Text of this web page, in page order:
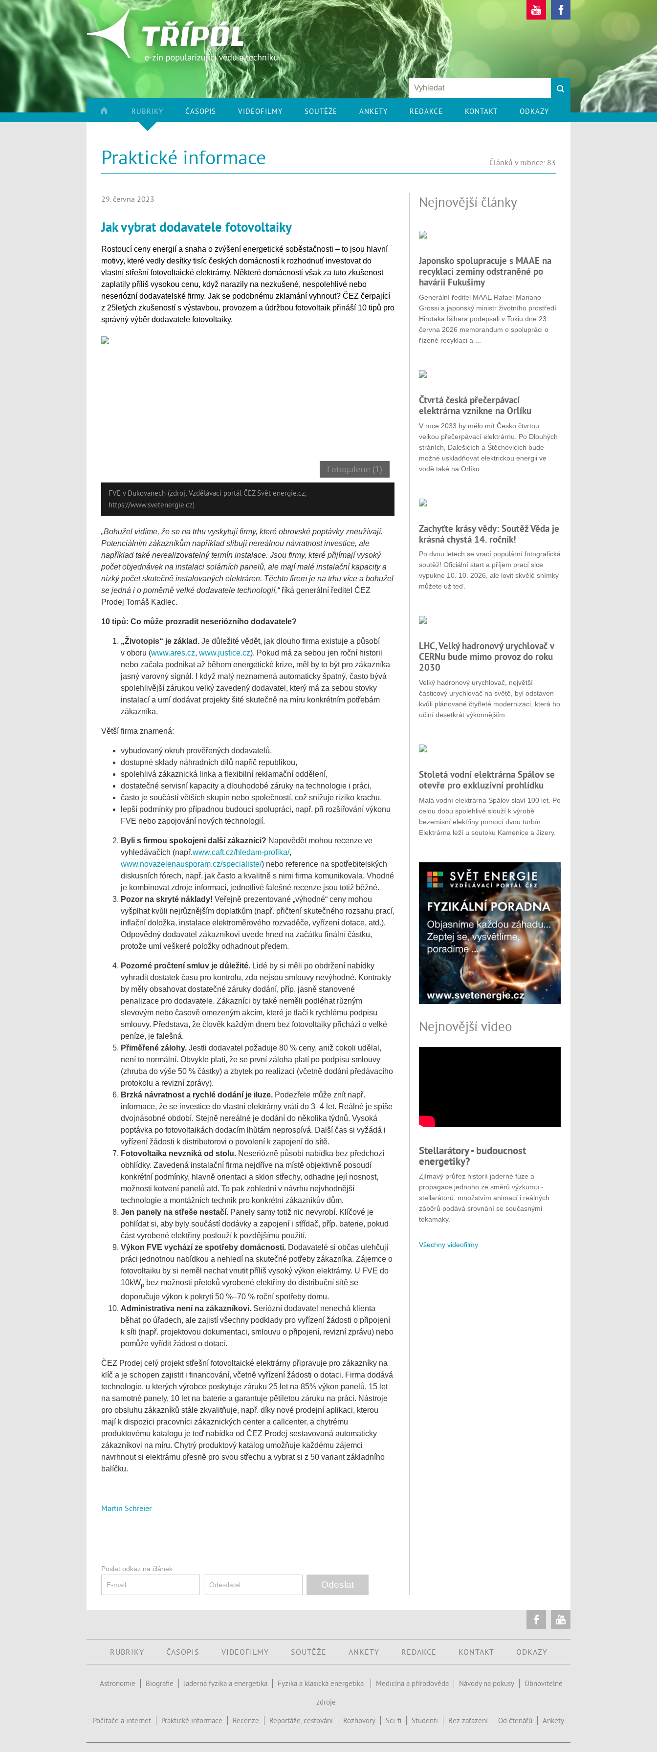
RUBRIKY ČASOPIS VIDEOFILMY SOUTĚŽE ANKETY REDAKCE KONTAKT ODKAZY
Praktické informace Článků v rubrice: 83
29. června 2023
Jak vybrat dodavatele fotovoltaiky
Rostoucí ceny energií a snaha o zvýšení energetické soběstačnosti – to jsou hlavní
motivy, které vedly desítky tisíc českých domácností k rozhodnutí investovat do
vlastní střešní fotovoltaické elektrárny. Některé domácnosti však za tuto zkušenost
zaplatily příliš vysokou cenu, když narazily na nezkušené, nespolehlivé nebo
neseriózní dodavatelské firmy. Jak se podobnému zklamání vyhnout? ČEZ čerpající
z 25letých zkušeností s výstavbou, provozem a údržbou fotovoltaik přináší 10 tipů pro
správný výběr dodavatele fotovoltaiky.
Fotogalerie (1)
FVE v Dukovanech (zdroj: Vzdělávací portál ČEZ Svět energie.cz,
https://www.svetenergie.cz)
„Bohužel vidíme, že se na trhu vyskytují firmy, které obrovské poptávky zneužívají.
Potenciálním zákazníkům například slibují nereálnou návratnost investice, ale
například také nerealizovatelný termín instalace. Jsou firmy, které přijímají vysoký
počet objednávek na instalaci solárních panelů, ale mají malé instalační kapacity a
nízký počet skutečně instalovaných elektráren. Těchto firem je na trhu více a bohužel
se jedná i o poměrně velké dodavatele technologií,“říká generální ředitel ČEZ
Prodej Tomáš Kadlec.
10 tipů: Co může prozradit neseriózního dodavatele?
„Životopis“ je základ. Je důležité vědět, jak dlouho firma existuje a působí
v oboru (www.ares.cz, www.justice.cz). Pokud má za sebou jen roční historii
nebo začala podnikat až během energetické krize, měl by to být pro zákazníka
jasný varovný signál. I když malý neznamená automaticky špatný, často bývá
spolehlivější zárukou velký zavedený dodavatel, který má za sebou stovky
instalací a umí dodávat projekty šité skutečně na míru konkrétním potřebám
zákazníka.
Větší firma znamená:
vybudovaný okruh prověřených dodavatelů,
dostupné sklady náhradních dílů napříč republikou,
spolehlivá zákaznická linka a flexibilní reklamační oddělení,
dostatečné servisní kapacity a dlouhodobé záruky na technologie i práci,
často je součástí větších skupin nebo společností, což snižuje riziko krachu,
lepší podmínky pro případnou budoucí spolupráci, např. při rozšiřování výkonu
FVE nebo zapojování nových technologií.
Byli s firmou spokojeni další zákazníci? Napovědět mohou recenze ve
vyhledávačích (např.www.caft.cz/hledam-profika/,
www.novazelenausporam.cz/specialiste/) nebo reference na spotřebitelských
diskusních fórech, např. jak často a kvalitně s nimi firma komunikovala. Vhodné
je kombinovat zdroje informací, jednotlivé falešné recenze jsou totiž běžné.
Pozor na skryté náklady! Veřejně prezentované „výhodné“ ceny mohou
vyšplhat kvůli nejrůznějším doplatkům (např. přičtení skutečného rozsahu prací,
inflační doložka, instalace elektroměrového rozvaděče, vyřízení dotace, atd.).
Odpovědný dodavatel zákazníkovi uvede hned na začátku finální částku,
protože umí veškeré položky odhadnout předem.
Pozorné pročtení smluv je důležité. Lidé by si měli po obdržení nabídky
vyhradit dostatek času pro kontrolu, zda nejsou smlouvy nevýhodné. Kontrakty
by měly obsahovat dostatečné záruky dodání, příp. jasně stanovené
penalizace pro dodavatele. Zákazníci by také neměli podléhat různým
slevovým nebo časově omezeným akcím, které je tlačí k rychlému podpisu
smlouvy. Představa, že člověk každým dnem bez fotovoltaiky přichází o velké
peníze, je falešná.
Přiměřené zálohy. Jestli dodavatel požaduje 80 % ceny, aniž cokoli udělal,
není to normální. Obvykle platí, že se první záloha platí po podpisu smlouvy
(zhruba do výše 50 % částky) a zbytek po realizaci (včetně dodání předávacího
protokolu a revizní zprávy).
Brzká návratnost a rychlé dodání je iluze. Podezřele může znít např.
informace, že se investice do vlastní elektrárny vrátí do 3–4 let. Reálné je spíše
dvojnásobné období. Stejně nereálné je dodání do několika týdnů. Vysoká
poptávka po fotovoltaikách dodacím lhůtám neprospívá. Další čas si vyžádá i
vyřízení žádosti k distributorovi o povolení k zapojení do sítě.
Fotovoltaika nevzniká od stolu. Neseriózně působí nabídka bez předchozí
obhlídky. Zavedená instalační firma nejdříve na místě objektivně posoudí
konkrétní podmínky, hlavně orientaci a sklon střechy, odhadne její nosnost,
možnosti kotvení panelů atd. To pak zohlední v návrhu nejvhodnější
technologie a montážních technik pro konkrétní zákazníkův dům.
Jen panely na střeše nestačí. Panely samy totiž nic nevyrobí. Klíčové je
pohlídat si, aby byly součástí dodávky a zapojení i střídač, příp. baterie, pokud
část vyrobené elektřiny poslouží k pozdějšímu použití.
Výkon FVE vychází ze spotřeby domácnosti. Dodavatelé si občas ulehčují
práci jednotnou nabídkou a nehledí na skutečné potřeby zákazníka. Zájemce o
fotovoltaiku by si neměl nechat vnutit příliš vysoký výkon elektrárny. U FVE do
10kWp bez možnosti přetoků vyrobené elektřiny do distribuční sítě se
doporučuje výkon k pokrytí 50 %–70 % roční spotřeby domu.
Administrativa není na zákazníkovi. Seriózní dodavatel nenechá klienta
běhat po úřadech, ale zajistí všechny podklady pro vyřízení žádosti o připojení
k síti (např. projektovou dokumentaci, smlouvu o připojení, revizní zprávu) nebo
pomůže vyřídit žádost o dotaci.
ČEZ Prodej celý projekt střešní fotovoltaické elektrárny připravuje pro zákazníky na
klíč a je schopen zajistit i financování, včetně vyřízení žádosti o dotaci. Firma dodává
technologie, u kterých výrobce poskytuje záruku 25 let na 85% výkon panelů, 15 let
na samotné panely, 10 let na baterie a garantuje pětiletou záruku na práci. Nástroje
pro obsluhu zákazníků stále zkvalitňuje, např. díky nové prodejní aplikaci, kterou
mají k dispozici pracovníci zákaznických center a callcenter, a chytrému
produktovému katalogu je teď nabídka od ČEZ Prodej sestavovaná automaticky
zákazníkovi na míru. Chytrý produktový katalog umožňuje každému zájemci
navrhnout si elektrárnu přesně pro svou střechu a vybrat si z 50 variant základního
balíčku.
Martin Schreier
Poslat odkaz na článek
Nejnovější články
Japonsko spolupracuje s MAAE na
recyklaci zeminy odstraněné po
havárii Fukušimy
Generální ředitel MAAE Rafael Mariano
Grossi a japonský ministr životního prostředí
Hirotaka Išihara podepsali v Tokiu dne 23.
června 2026 memorandum o spolupráci o
řízené recyklaci a ...
Čtvrtá česká přečerpávací
elektrárna vznikne na Orlíku
V roce 2033 by mělo mít Česko čtvrtou
velkou přečerpávací elektrárnu. Po Dlouhých
stráních, Dalešicích a Štěchovicích bude
možné uskladňovat elektrickou energii ve
vodě také na Orlíku.
Zachyťte krásy vědy: Soutěž Věda je
krásná chystá 14. ročník!
Po dvou letech se vrací populární fotografická
soutěž! Oficiální start a příjem prací sice
vypukne 10. 10. 2026, ale lovit skvělé snímky
můžete už teď.
LHC, Velký hadronový urychlovač v
CERNu bude mimo provoz do roku
2030
Velký hadronový urychlovač, největší
částicový urychlovač na světě, byl odstaven
kvůli plánované čtyřleté modernizaci, která ho
učiní desetkrát výkonnějším.
Stoletá vodní elektrárna Spálov se
otevře pro exkluzívní prohlídku
Malá vodní elektrárna Spálov slaví 100 let. Po
celou dobu spolehlivě slouží k výrobě
bezemisní elektřiny pomocí dvou turbín.
Elektrárna leží u soutoku Kamenice a Jizery.
Nejnovější video
Stellarátory - budoucnost
energetiky?
Zjímavý průřez historií jaderné fúze a
propagace jednoho ze směrů výzkumu -
stellarátorů. množstvím animací i reálných
záběrů podává srovnání se současnými
tokamaky.
Všechny videofilmy
RUBRIKY ČASOPIS VIDEOFILMY SOUTĚŽE ANKETY REDAKCE KONTAKT ODKAZY
Astronomie Biografie Jaderná fyzika a energetika Fyzika a klasická energetika Medicína a přírodověda Návody na pokusy
Obnovitelné
zdroje
Počítače a internet
Praktické informace Recenze Reportáže, cestování Rozhovory Sci-fi Studenti Bez zařazení Od čtenářů Ankety